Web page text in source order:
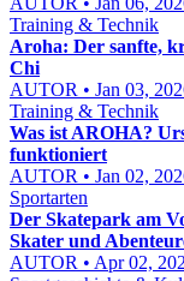
Training & Technik
Aroha: Der sanfte,
Chi
AUTOR • Jan 03,
Training & Technik
Was ist AROHA?
funktioniert
AUTOR • Jan 02,
Sportarten
Der Skatepark am
Skater und
AUTOR • Apr 02,